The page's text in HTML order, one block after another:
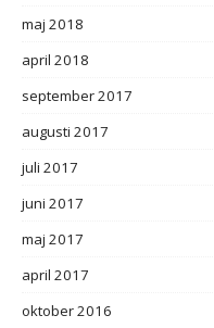
maj 2018
april 2018
september 2017
augusti 2017
juli 2017
juni 2017
maj 2017
april 2017
oktober 2016